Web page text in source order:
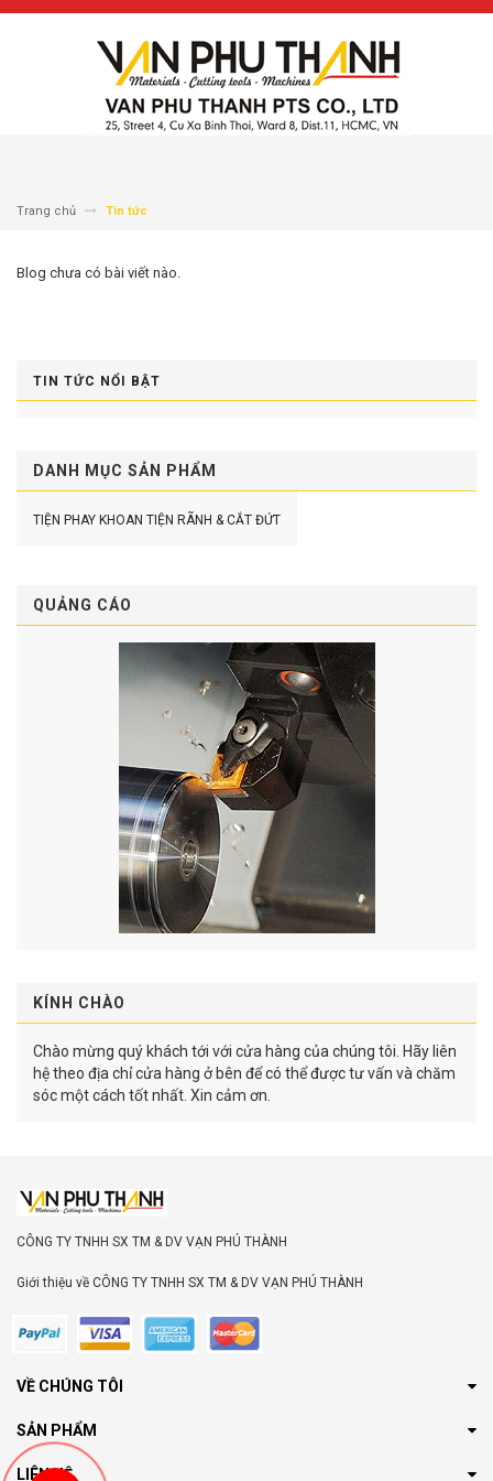
Trang chủ Tin tức
Blog chưa có bài viết nào.
TIN TỨC NỔI BẬT
DANH MỤC SẢN PHẨM
TIỆN PHAY KHOAN TIỆN RÃNH & CẮT ĐỨT
QUẢNG CÁO
KÍNH CHÀO
Chào mừng quý khách tới với cửa hàng của chúng tôi. Hãy liên
hệ theo địa chỉ cửa hàng ở bên để có thể được tư vấn và chăm
sóc một cách tốt nhất. Xin cảm ơn.
CÔNG TY TNHH SX TM & DV VẠN PHÚ THÀNH
Giới thiệu về CÔNG TY TNHH SX TM & DV VẠN PHÚ THÀNH
VỀ CHÚNG TÔI
SẢN PHẨM
LIÊN HỆ